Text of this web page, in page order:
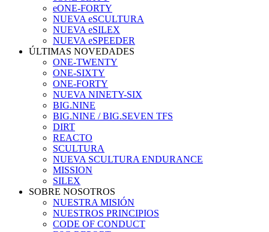
eONE-FORTY
NUEVA eSCULTURA
NUEVA eSILEX
NUEVA eSPEEDER
ÚLTIMAS NOVEDADES
ONE-TWENTY
ONE-SIXTY
ONE-FORTY
NUEVA NINETY-SIX
BIG.NINE
BIG.NINE / BIG.SEVEN TFS
DIRT
REACTO
SCULTURA
NUEVA SCULTURA ENDURANCE
MISSION
SILEX
SOBRE NOSOTROS
NUESTRA MISIÓN
NUESTROS PRINCIPIOS
CODE OF CONDUCT